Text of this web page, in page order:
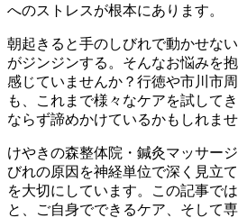
へのストレスが根本にあります。
朝起きると手のしびれで動かせな
がジンジンする。そんなお悩みを
感じていませんか？行徳や市川市
も、これまで様々なケアを試して
ならず諦めかけているかもしれませ
けやきの森整体院・鍼灸マッサー
びれの原因を神経単位で深く見立
を大切にしています。この記事で
と、ご自身でできるケア、そして